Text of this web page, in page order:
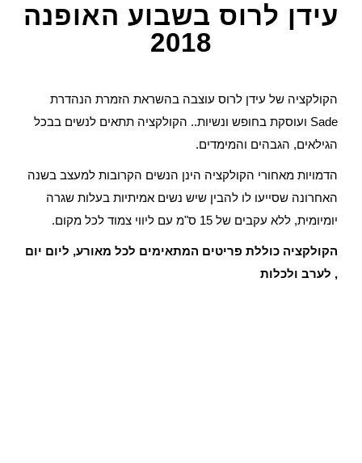
עידן לרוס בשבוע האופנה
2018
הקולקציה של עידן לרוס עוצבה בהשראת הזמרת הנהדרת
Sade ועוסקת בחופש ונשיות.. הקולקציה תתאים לנשים בבכל
הגילאים, הגבהים והמימדים.
הדמויות מאחורי הקולקציה הינן הנשים הקרובות למעצב בשנה
האחרונה שסייעו לו להבין שיש נשים אמיתיות בעלות שגרה
יומיומית, ללא עקבים של 15 ס"מ עם ליווי צמוד לכל מקום.
הקולקציה כוללת פריטים המתאימים לכל מאורע, ליום יום
, לערב ולכלות